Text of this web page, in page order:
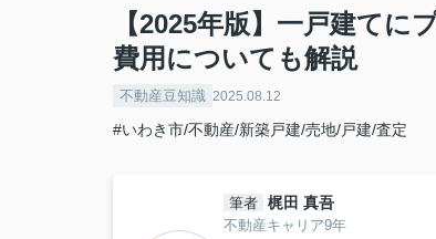
【2025年版】一戸建て
費用についても解説
不動産豆知識 2025.08.12
#いわき市/不動産/新築戸建/売地/戸建/査定
筆者 梶田 真吾
不動産キャリア9年